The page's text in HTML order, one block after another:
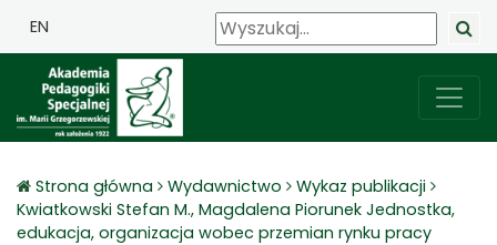
EN
Strona główna Wydawnictwo
Wykaz publikacji
Kwiatkowski Stefan M., Magdalena Piorunek Jednostka,
edukacja, organizacja wobec przemian rynku pracy